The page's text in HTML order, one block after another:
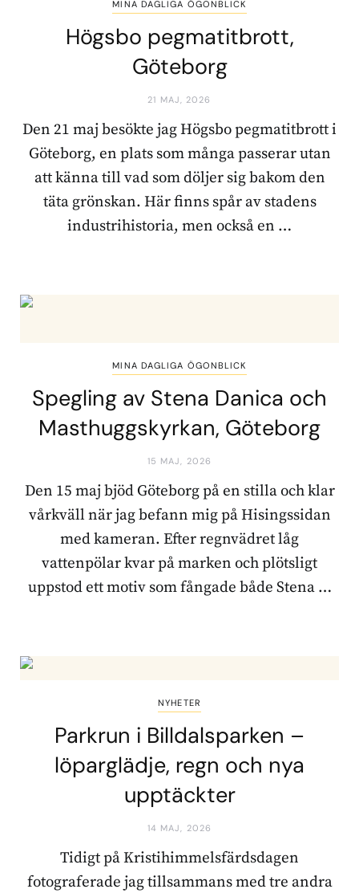
MINA DAGLIGA ÖGONBLICK
Högsbo pegmatitbrott,
Göteborg
21 MAJ, 2026
Den 21 maj besökte jag Högsbo pegmatitbrott i
Göteborg, en plats som många passerar utan
att känna till vad som döljer sig bakom den
täta grönskan. Här finns spår av stadens
industrihistoria, men också en …
MINA DAGLIGA ÖGONBLICK
Spegling av Stena Danica och
Masthuggskyrkan, Göteborg
15 MAJ, 2026
Den 15 maj bjöd Göteborg på en stilla och klar
vårkväll när jag befann mig på Hisingssidan
med kameran. Efter regnvädret låg
vattenpölar kvar på marken och plötsligt
uppstod ett motiv som fångade både Stena …
NYHETER
Parkrun i Billdalsparken –
löparglädje, regn och nya
upptäckter
14 MAJ, 2026
Tidigt på Kristihimmelsfärdsdagen
fotograferade jag tillsammans med tre andra